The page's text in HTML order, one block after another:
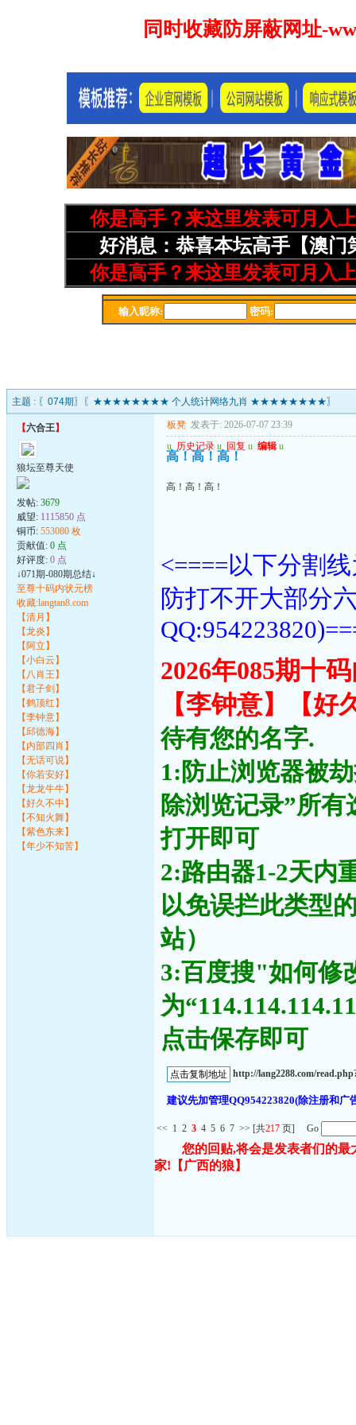
主题 : 〖074期〗〖★★★★★★★★ 个人统计网络九肖 ★★★★★★★★〗
【六合王】
狼坛至尊天使
发帖: 3679
威望: 1115850 点
铜币: 553080 枚
贡献值: 0 点
好评度: 0 点
↓071期-080期总结↓
至尊十码内状元榜
收藏:langtan8.com
【清月】
【龙炎】
【阿立】
【小白云】
【八肖王】
【君子剑】
【鹤顶红】
【李钟意】
【邱德海】
【内部四肖】
【无话可说】
【你若安好】
【龙龙牛牛】
【好久不中】
【不知火舞】
【紫色东来】
【年少不知苦】
板凳 发表于: 2026-07-07 23:39
u 历史记录 u 回复 u 编辑 u
高！高！高！
高！高！高！
<====以下分割
防打不开大部分
2026年085期十
【李钟意】【
待有您的名字.
1:防止浏览器被
除浏览记录”所
打开即可
2:路由器1-2天内
以免误拦此类型
站）
3:百度搜"如何修
为
点击保存即可
http://lang2288.com/
建议先加管理QQ954223820(除注册和
<< 1 2 3 4 5 6 7 >> [共217 页] Go
您的回贴,将会是发表者们的
家! 【广西的狼】